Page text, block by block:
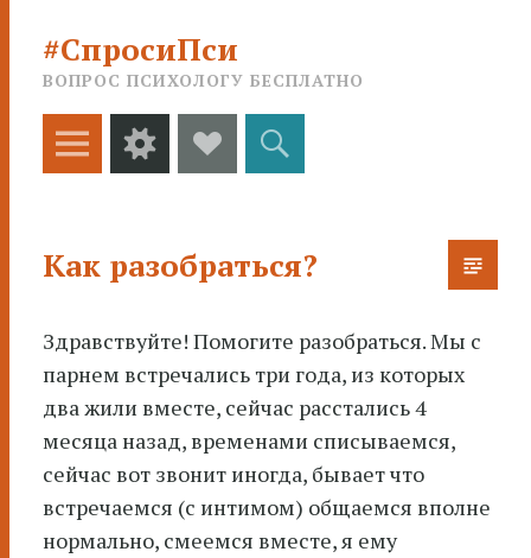
#СпросиПси
ВОПРОС ПСИХОЛОГУ БЕСПЛАТНО
Меню ВиджетыSocial
Links
Поиск
Как разобраться?
Здравствуйте! Помогите разобраться. Мы с
парнем встречались три года, из которых
два жили вместе, сейчас расстались4
месяца назад, временами списываемся,
сейчас вот звонит иногда, бывает что
встречаемся (с интимом) общаемся вполне
нормально, смеемся вместе, я ему